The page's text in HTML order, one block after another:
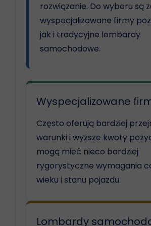
rozwiązanie. Do wyboru są
wyspecjalizowane firmy
jak i tradycyjne lombardy
samochodowe.
Wyspecjalizowane
Często oferują bardziej
warunki i wyższe kwoty
mogą mieć nieco bardziej
rygorystyczne wymagania
wieku i stanu pojazdu.
Lombardy